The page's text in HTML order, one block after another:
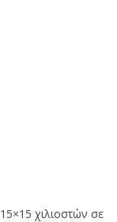
15×1 5 χιλιοστών σε